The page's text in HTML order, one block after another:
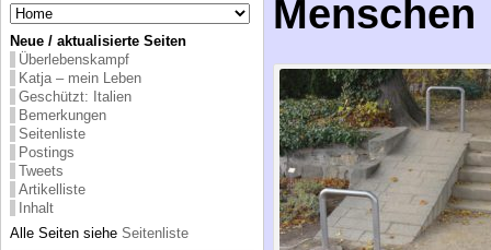
Neue / aktualisierte Seiten
Überlebenskampf
Katja – mein Leben
Geschützt: Italien
Bemerkungen
Seitenliste
Postings
Tweets
Artikelliste
Inhalt
Alle Seiten siehe Seitenliste